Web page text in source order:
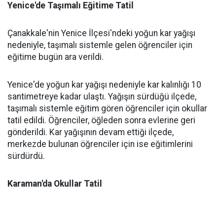
Yenice'de Taşımalı Eğitime Tatil
Çanakkale'nin Yenice İlçesi'ndeki yoğun kar yağışı
nedeniyle, taşımalı sistemle gelen öğrenciler için
eğitime bugün ara verildi.
Yenice'de yoğun kar yağışı nedeniyle kar kalınlığı 10
santimetreye kadar ulaştı. Yağışın sürdüğü ilçede,
taşımalı sistemle eğitim gören öğrenciler için okullar
tatil edildi. Öğrenciler, öğleden sonra evlerine geri
gönderildi. Kar yağışının devam ettiği ilçede,
merkezde bulunan öğrenciler için ise eğitimlerini
sürdürdü.
Karaman'da Okullar Tatil